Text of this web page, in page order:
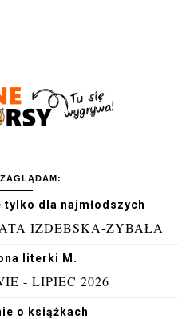
tylko dla najmłodszych
IZDEBSKA-ZYBAŁA
literki M.
- LIPIEC 2026
o książkach